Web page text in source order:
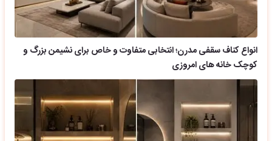
انواع کناف سقفی مدرن؛ انتخابی متفاوت و خاص برای نشیمن بزرگ و
کوچک خانه های امروزی